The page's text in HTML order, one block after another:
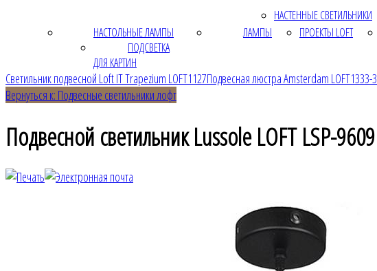
НАСТЕННЫЕ СВЕТИЛЬНИКИ
НАСТОЛЬНЫЕ ЛАМПЫ
ПОДСВЕТКА
ДЛЯ КАРТИН
ЛАМПЫ ПРОЕКТЫ LOFT
Светильник подвесной Loft IT Trapezium LOFT1127Подвесная люстра Amsterdam LOFT1333-3
Вернуться к: Подвесные светильники лофт
Подвесной светильник Lussole LOFT LSP-9609